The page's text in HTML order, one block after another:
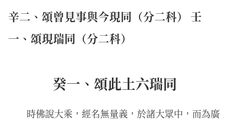
辛二、頌曾見事與今現同（分二科） 壬
一、頌現瑞同（分二科）
癸一、頌此土六瑞同
時佛說大乘，經名無量義，於諸大眾中，而為廣